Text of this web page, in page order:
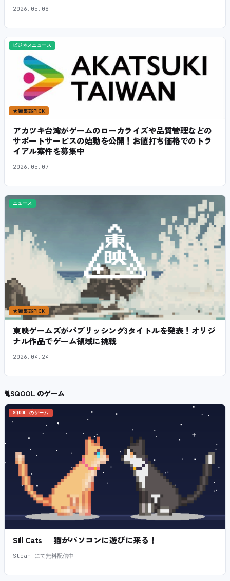
2026.05.08
ビジネスニュース
★編集部PICK
アカツキ台湾がゲームのローカライズや品質管理などの
サポートサービスの始動を公開！お値打ち価格でのトラ
イアル案件を募集中
2026.05.07
ニュース
★編集部PICK
東映ゲームズがパブリッシング3タイトルを発表！オリジ
ナル作品でゲーム領域に挑戦
2026.04.24
🐈SQOOL のゲーム
SQOOL のゲーム
Sill Cats — 猫がパソコンに遊びに来る！
Steam にて無料配信中